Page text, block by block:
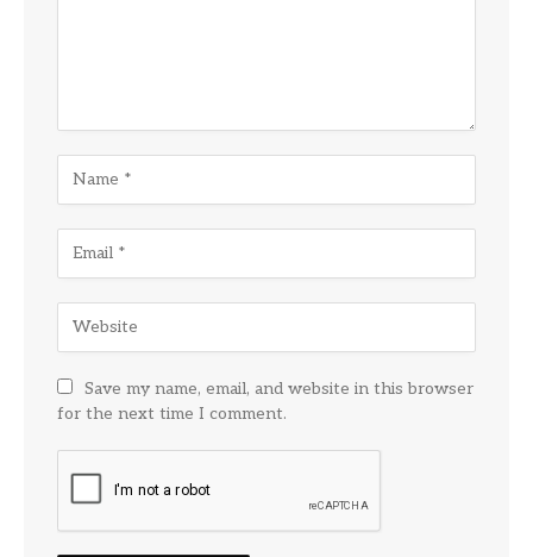
Save my name, email, and website in this browser
for the next time I comment.